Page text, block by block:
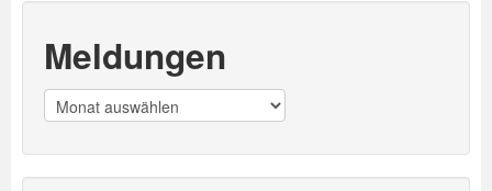
Meldungen
Meldungen